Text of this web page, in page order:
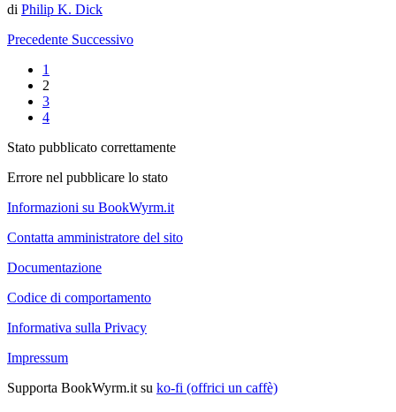
di Philip K. Dick
Precedente Successivo
1
2
3
4
Stato pubblicato correttamente
Errore nel pubblicare lo stato
Informazioni su BookWyrm.it
Contatta amministratore del sito
Documentazione
Codice di comportamento
Informativa sulla Privacy
Impressum
Supporta BookWyrm.it su ko-fi (offrici un caffè)